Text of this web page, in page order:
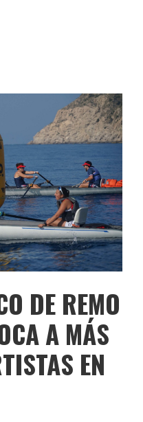
DE REMO
A MÁS
EN